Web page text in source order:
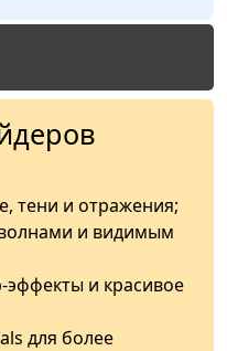
тени и отражения;
и видимым
эффекты и красивое
для более